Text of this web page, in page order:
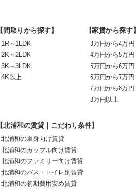
【間取りから探す】
1R～1LDK
2K～2LDK
3K～3LDK
4K以上
【家賃から探す】
3万円から4万円
4万円から5万円
5万円から6万円
6万円から7万円
7万円から8万円
8万円以上
【北浦和の賃貸｜こだわり条件】
北浦和の単身向け賃貸
北浦和のカップル向け賃貸
北浦和のファミリー向け賃貸
北浦和のバス・トイレ別賃貸
北浦和の初期費用安め賃貸